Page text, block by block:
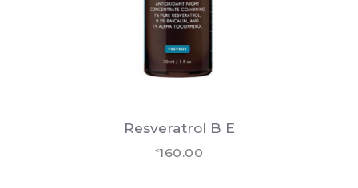
Resveratrol B E
€160.00